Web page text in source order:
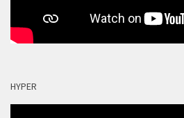
HYPER